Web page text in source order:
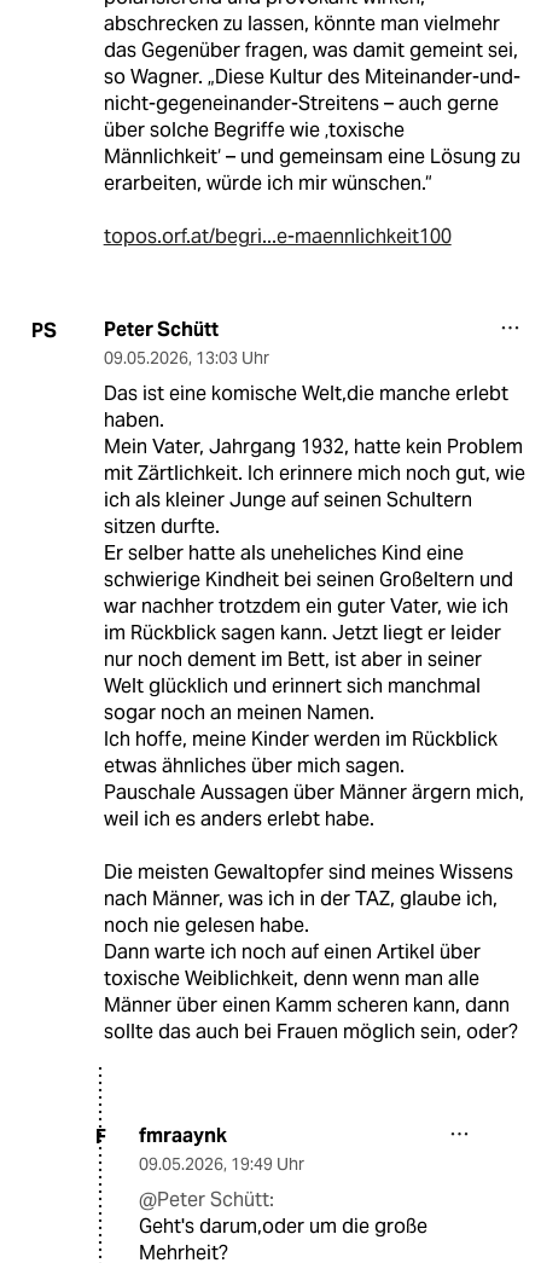
abschrecken zu lassen, könnte man vielmehr
das Gegenüber fragen, was damit gemeint sei,
so Wagner. „Diese Kultur des Miteinander-und-
nicht-gegeneinander-Streitens – auch gerne
über solche Begriffe wie ‚toxische
Männlichkeit‘ – und gemeinsam eine Lösung zu
erarbeiten, würde ich mir wünschen.“
topos.orf.at/begri...e-maennlichkeit100
PS Peter Schütt
09.05.2026, 13:03 Uhr
Das ist eine komische Welt,die manche erlebt
haben.
Mein Vater, Jahrgang 1932, hatte kein Problem
mit Zärtlichkeit. Ich erinnere mich noch gut, wie
ich als kleiner Junge auf seinen Schultern
sitzen durfte.
Er selber hatte als uneheliches Kind eine
schwierige Kindheit bei seinen Großeltern und
war nachher trotzdem ein guter Vater, wie ich
im Rückblick sagen kann. Jetzt liegt er leider
nur noch dement im Bett, ist aber in seiner
Welt glücklich und erinnert sich manchmal
sogar noch an meinen Namen.
Ich hoffe, meine Kinder werden im Rückblick
etwas ähnliches über mich sagen.
Pauschale Aussagen über Männer ärgern mich,
weil ich es anders erlebt habe.
Die meisten Gewaltopfer sind meines Wissens
nach Männer, was ich in der TAZ, glaube ich,
noch nie gelesen habe.
Dann warte ich noch auf einen Artikel über
toxische Weiblichkeit, denn wenn man alle
Männer über einen Kamm scheren kann, dann
sollte das auch bei Frauen möglich sein, oder?
F fmraaynk
09.05.2026, 19:49 Uhr
@Peter Schütt:
Geht's darum,oder um die große
Mehrheit?